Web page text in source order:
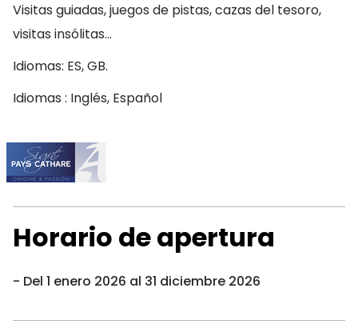
Visitas guiadas, juegos de pistas, cazas del tesoro,
visitas insólitas…
Idiomas: ES, GB.
Idiomas : Inglés, Español
Horario de apertura
Del 1 enero 2026 al 31 diciembre 2026